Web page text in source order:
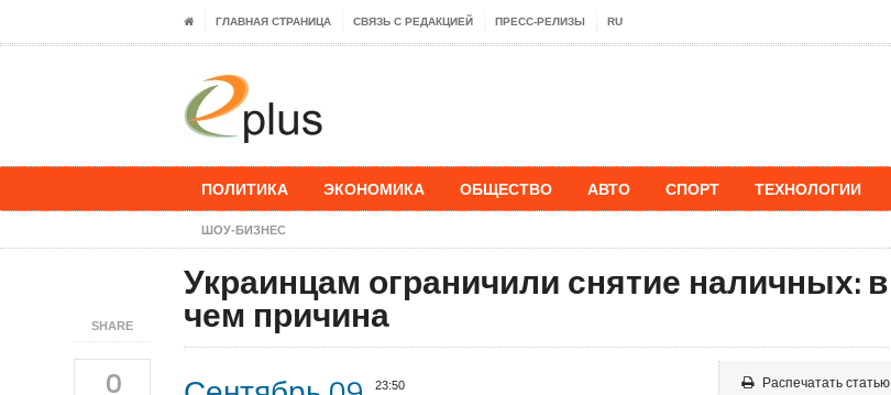
ГЛАВНАЯ СТРАНИЦА СВЯЗЬ С РЕДАКЦИЕЙ ПРЕСС-РЕЛИЗЫ RU
ПОЛИТИКА ЭКОНОМИКА ОБЩЕСТВО АВТО СПОРТ ТЕХНОЛОГИИ
ШОУ-БИЗНЕС
SHARE
0
Украинцам ограничили снятие наличных: в
чем причина
23:50
Распечатать статью